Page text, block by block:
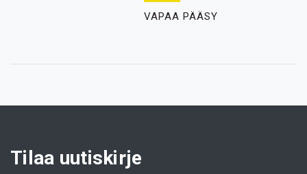
VAPAA PÄÄSY
Tilaa uutiskirje